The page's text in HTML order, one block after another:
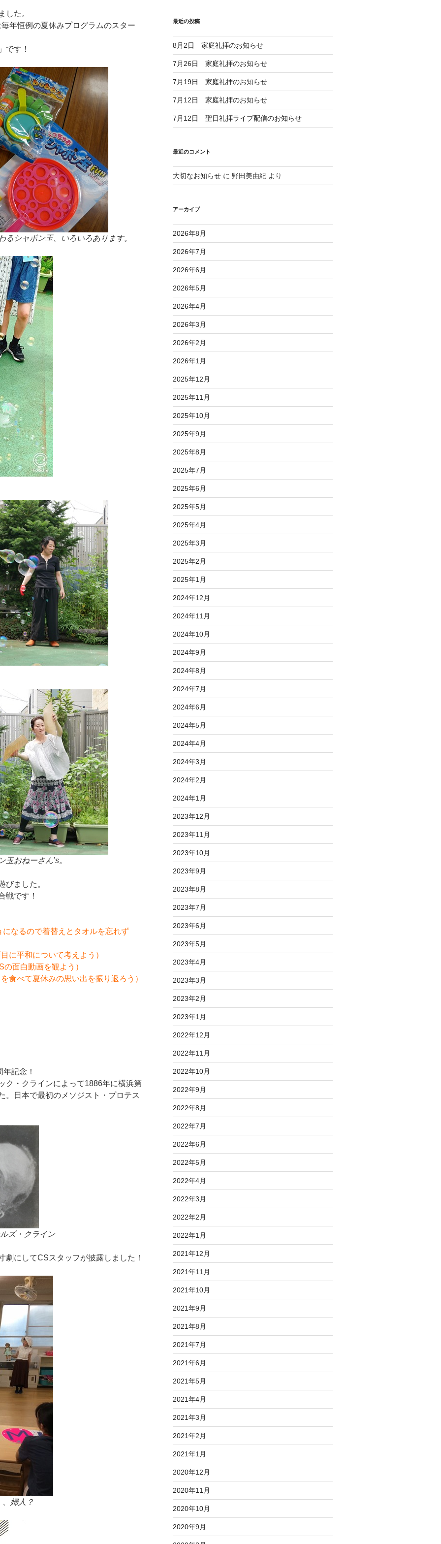
した。
年恒例の夏休みプログラムのスター
です！
シャボン玉、いろいろあります。
おねーさん’s。
びました。
戦です！
なるので着替えとタオルを忘れず
平和について考えよう）
面白動画を観よう）
べて夏休みの思い出を振り返ろう）
記念！
ク・クラインによって1886年に横浜第
。日本で最初のメソジスト・プロテス
ズ・クライン
劇にしてCSスタッフが披露しました！
婦人？
最近の投稿
8月2日 家庭礼拝のお知らせ
7月26日 家庭礼拝のお知らせ
7月19日 家庭礼拝のお知らせ
7月12日 家庭礼拝のお知らせ
7月12日 聖日礼拝ライブ配信のお知らせ
最近のコメント
大切なお知らせに 野田美由紀より
アーカイブ
2026年8月
2026年7月
2026年6月
2026年5月
2026年4月
2026年3月
2026年2月
2026年1月
2025年12月
2025年11月
2025年10月
2025年9月
2025年8月
2025年7月
2025年6月
2025年5月
2025年4月
2025年3月
2025年2月
2025年1月
2024年12月
2024年11月
2024年10月
2024年9月
2024年8月
2024年7月
2024年6月
2024年5月
2024年4月
2024年3月
2024年2月
2024年1月
2023年12月
2023年11月
2023年10月
2023年9月
2023年8月
2023年7月
2023年6月
2023年5月
2023年4月
2023年3月
2023年2月
2023年1月
2022年12月
2022年11月
2022年10月
2022年9月
2022年8月
2022年7月
2022年6月
2022年5月
2022年4月
2022年3月
2022年2月
2022年1月
2021年12月
2021年11月
2021年10月
2021年9月
2021年8月
2021年7月
2021年6月
2021年5月
2021年4月
2021年3月
2021年2月
2021年1月
2020年12月
2020年11月
2020年10月
2020年9月